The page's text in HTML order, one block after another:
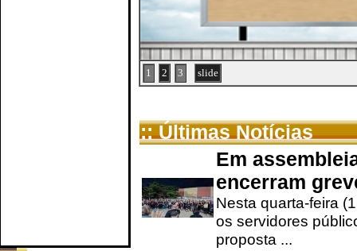
1 2 3 slide
:: Últimas Notícias
Em
encerram
Nesta quarta-feira
os servidores
proposta ...